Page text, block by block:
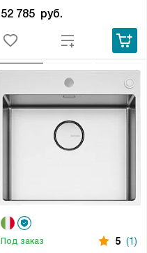
52 785 руб.
Под заказ 5 (1)